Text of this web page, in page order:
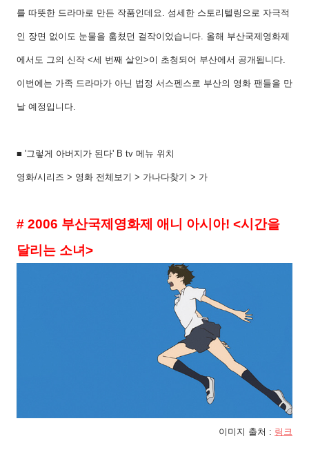
를 따뜻한 드라마로 만든 작품인데요 섬세한 스토리텔링으로 자극적
인 장면 없이도 눈물을 훔쳤던 걸작이었습니다 올해 부산국제영화제
에서도 그의 신작 <세 번째 살인>이 초청되어 부산에서 공개됩니다
이번에는 가족 드라마가 아닌 법정 서스펜스로 부산의 영화 팬들을 만
날 예정입니다
■ '그렇게 아버지가 된다' B tv 메뉴 위치
영화/시리즈 > 영화 전체보기 > 가나다찾기 > 가
# 2006 부산국제영화제 애니 아시아! <시간을
달리는 소녀>
이미지 출처 : 링크